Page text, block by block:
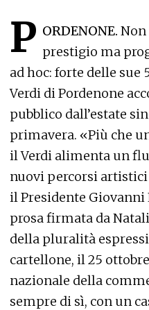
P ORDENONE.
prestigio ma
ad hoc: forte delle sue
Verdi di Pordenone
pubblico dall’estate
primavera. «Più che
il Verdi alimenta un
nuovi percorsi
il Presidente Giovanni
prosa firmata da
della pluralità
cartellone, il 25
nazionale della
sempre di sì, con un